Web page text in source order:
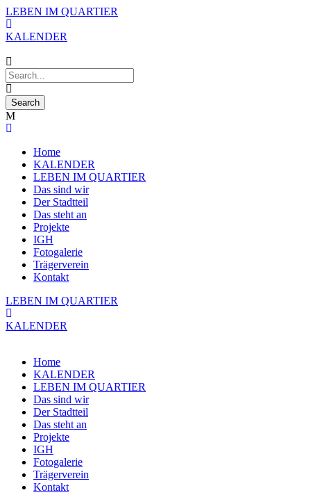
LEBEN IM QUARTIER
KALENDER
Home
KALENDER
LEBEN IM QUARTIER
Das sind wir
Der Stadtteil
Das steht an
Projekte
IGH
Fotogalerie
Trägerverein
Kontakt
LEBEN IM QUARTIER
KALENDER
Home
KALENDER
LEBEN IM QUARTIER
Das sind wir
Der Stadtteil
Das steht an
Projekte
IGH
Fotogalerie
Trägerverein
Kontakt